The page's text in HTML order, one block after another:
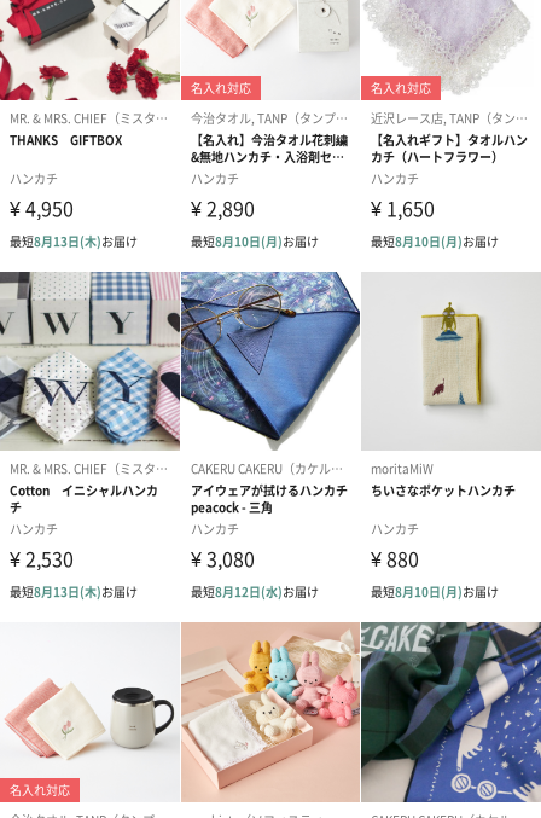
パッケージ外
装
直方体化粧箱
パッケージ外
装サイズ
幅7.5ⅽm×奥行7.5ⅽm×高さ7.5ⅽm
製造国
日本（和歌山県）
素材
綿100％
使用上の注意
塩素系漂白剤は使用しないでください。
刺繍部分の引っかけにご注意ください。
商品オプション情報
紙袋
おまとめ不可（紙袋には商品が一つしか入りません）
あり（220円）